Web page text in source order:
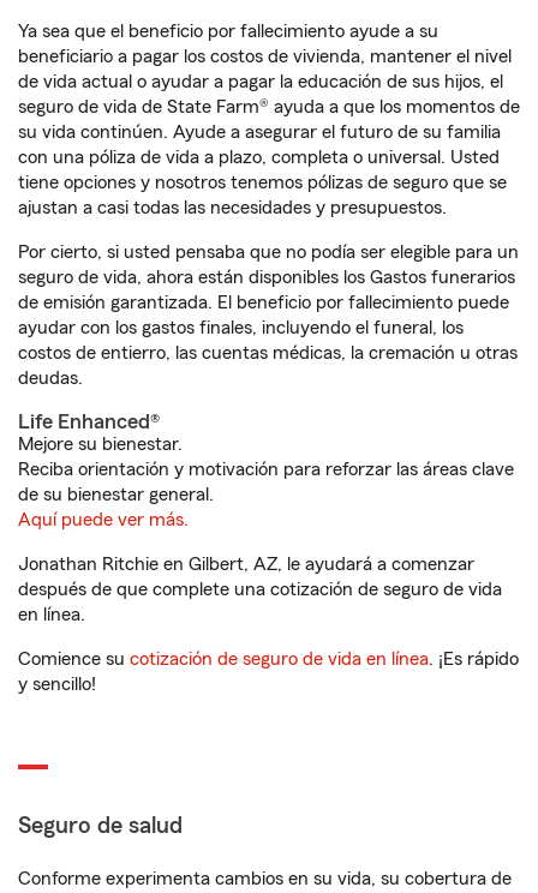
Ya sea que el beneficio por fallecimiento ayude a su
beneficiario a pagar los costos de vivienda, mantener el nivel
de vida actual o ayudar a pagar la educación de sus hijos, el
seguro de vida de State Farm® ayuda a que los momentos de
su vida continúen. Ayude a asegurar el futuro de su familia
con una póliza de vida a plazo, completa o universal. Usted
tiene opciones y nosotros tenemos pólizas de seguro que se
ajustan a casi todas las necesidades y presupuestos.
Por cierto, si usted pensaba que no podía ser elegible para un
seguro de vida, ahora están disponibles los Gastos funerarios
de emisión garantizada. El beneficio por fallecimiento puede
ayudar con los gastos finales, incluyendo el funeral, los
costos de entierro, las cuentas médicas, la cremación u otras
deudas.
Life Enhanced®
Mejore su bienestar.
Reciba orientación y motivación para reforzar las áreas clave
de su bienestar general.
Aquí puede ver más.
Jonathan Ritchie en Gilbert, AZ, le ayudará a comenzar
después de que complete una cotización de seguro de vida
en línea.
Comience su cotización de seguro de vida en línea. ¡Es rápido
y sencillo!
Seguro de salud
Conforme experimenta cambios en su vida, su cobertura de